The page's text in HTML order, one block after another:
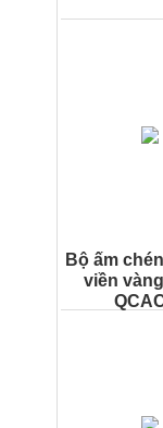
Bộ ấm
viền